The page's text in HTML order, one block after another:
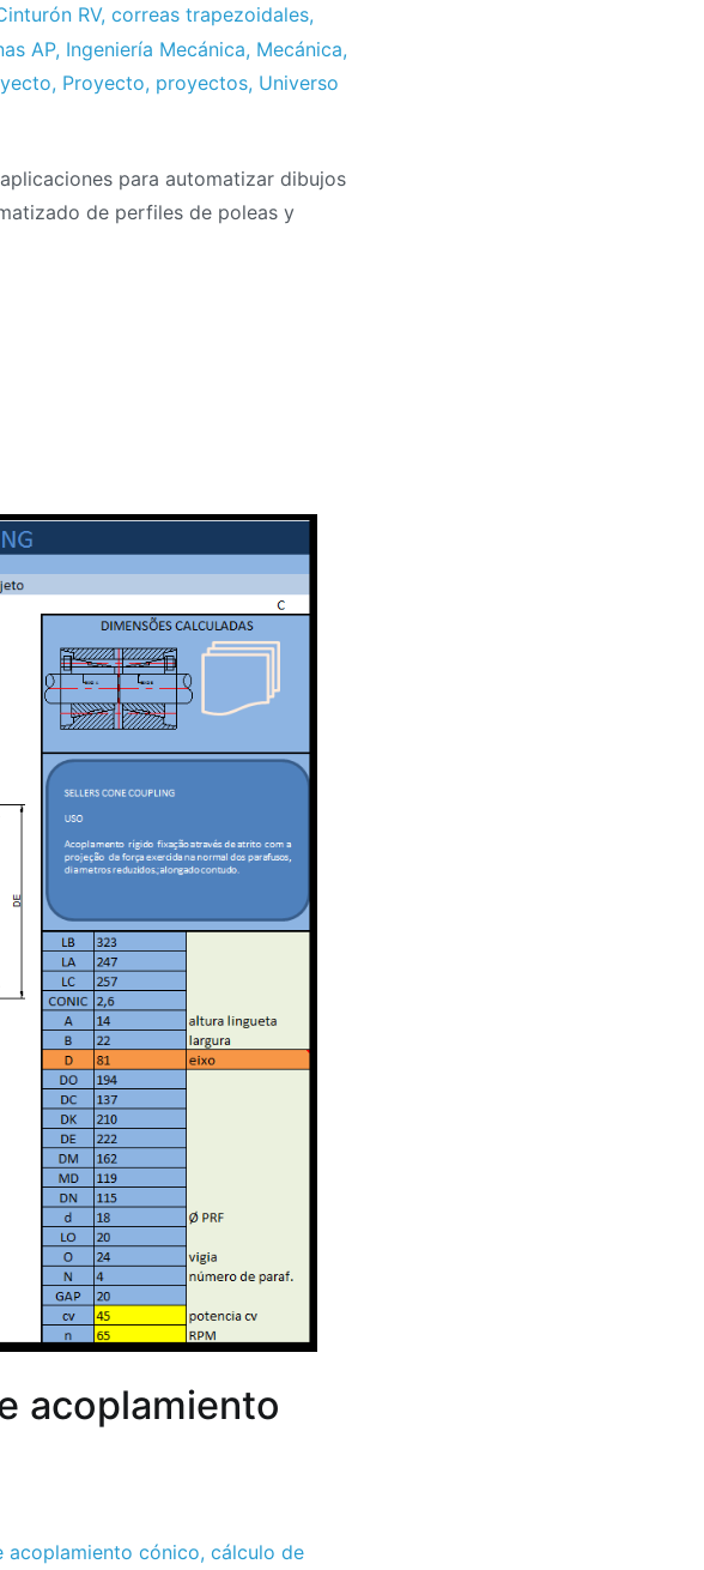
RV, correas trapezoidales,
AP, Ingeniería Mecánica, Mecánica,
, Proyecto, proyectos, Universo
para automatizar dibujos
de perfiles de poleas y
acoplamiento
acoplamiento cónico, cálculo de